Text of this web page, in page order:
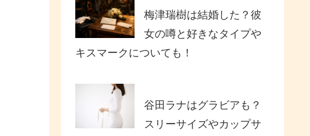
梅津瑞樹は結婚した？彼
女の噂と好きなタイプや
キスマークについても！
谷田ラナはグラビアも？
スリーサイズやカップサ